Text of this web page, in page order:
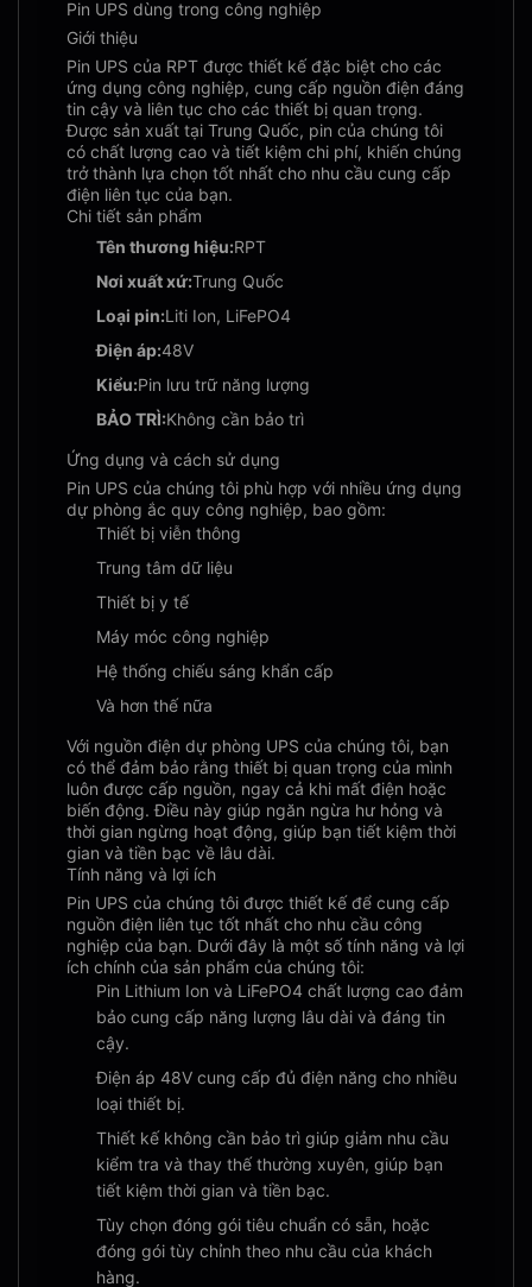
Pin UPS dùng trong công nghiệp
Giới thiệu
Pin UPS của RPT được thiết kế đặc biệt cho các
ứng dụng công nghiệp, cung cấp nguồn điện đáng
tin cậy và liên tục cho các thiết bị quan trọng.
Được sản xuất tại Trung Quốc, pin của chúng tôi
có chất lượng cao và tiết kiệm chi phí, khiến chúng
trở thành lựa chọn tốt nhất cho nhu cầu cung cấp
điện liên tục của bạn.
Chi tiết sản phẩm
Tên thương hiệu:RPT
Nơi xuất xứ:Trung Quốc
Loại pin:Liti Ion, LiFePO4
Điện áp:48V
Kiểu:Pin lưu trữ năng lượng
BẢO TRÌ:Không cần bảo trì
Ứng dụng và cách sử dụng
Pin UPS của chúng tôi phù hợp với nhiều ứng dụng
dự phòng ắc quy công nghiệp, bao gồm:
Thiết bị viễn thông
Trung tâm dữ liệu
Thiết bị y tế
Máy móc công nghiệp
Hệ thống chiếu sáng khẩn cấp
Và hơn thế nữa
Với nguồn điện dự phòng UPS của chúng tôi, bạn
có thể đảm bảo rằng thiết bị quan trọng của mình
luôn được cấp nguồn, ngay cả khi mất điện hoặc
biến động. Điều này giúp ngăn ngừa hư hỏng và
thời gian ngừng hoạt động, giúp bạn tiết kiệm thời
gian và tiền bạc về lâu dài.
Tính năng và lợi ích
Pin UPS của chúng tôi được thiết kế để cung cấp
nguồn điện liên tục tốt nhất cho nhu cầu công
nghiệp của bạn. Dưới đây là một số tính năng và lợi
ích chính của sản phẩm của chúng tôi:
Pin Lithium Ion và LiFePO4 chất lượng cao đảm
bảo cung cấp năng lượng lâu dài và đáng tin
cậy.
Điện áp 48V cung cấp đủ điện năng cho nhiều
loại thiết bị.
Thiết kế không cần bảo trì giúp giảm nhu cầu
kiểm tra và thay thế thường xuyên, giúp bạn
tiết kiệm thời gian và tiền bạc.
Tùy chọn đóng gói tiêu chuẩn có sẵn, hoặc
đóng gói tùy chỉnh theo nhu cầu của khách
hàng.